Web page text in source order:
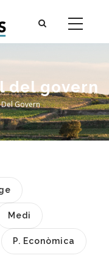
del govern
Govern
Medi
P. Econòmica